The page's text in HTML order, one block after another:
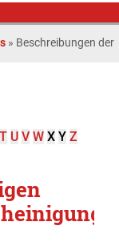
» Beschreibungen der
T U V W X Y Z